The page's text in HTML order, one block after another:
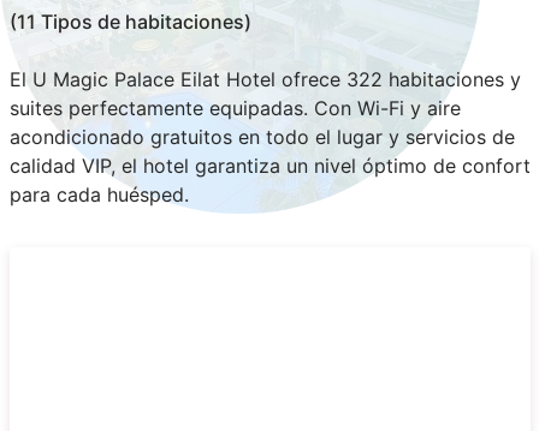
(11 Tipos de habitaciones)
El U Magic Palace Eilat Hotel ofrece 322 habitaciones y
suites perfectamente equipadas. Con Wi-Fi y aire
acondicionado gratuitos en todo el lugar y servicios de
calidad VIP, el hotel garantiza un nivel óptimo de confort
para cada huésped.